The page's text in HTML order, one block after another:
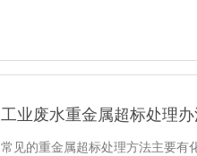
工业废水重金属超标处理
常见的重金属超标处理方法主要有